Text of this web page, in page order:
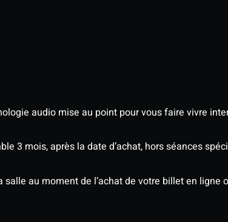
audio mise au point pour vous faire vivre
3 mois, après la date d’achat, hors séances
au moment de l’achat de votre billet en ligne